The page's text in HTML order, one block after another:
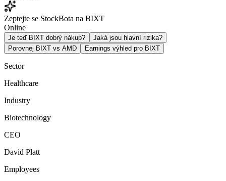
Zeptejte se StockBota na BIXT
Online
Je teď BIXT dobrý nákup?
Jaká jsou hlavní rizika?
Porovnej BIXT vs AMD
Earnings výhled pro BIXT
Sector
Healthcare
Industry
Biotechnology
CEO
David Platt
Employees